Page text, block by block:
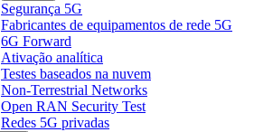
Segurança 5G
Fabricantes de equipamentos de rede 5G
6G Forward
Ativação analítica
Testes baseados na nuvem
Non-Terrestrial Networks
Open RAN Security Test
Redes 5G privadas